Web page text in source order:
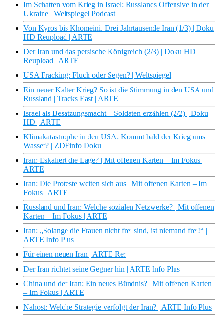
Im Schatten vom Krieg in Israel: Russlands Offensive in der
Ukraine | Weltspiegel Podcast
Von Kyros bis Khomeini. Drei Jahrtausende Iran (1/3) | Doku
HD Reupload | ARTE
Der Iran und das persische Königreich (2/3) | Doku HD
Reupload | ARTE
USA Fracking: Fluch oder Segen? | Weltspiegel
Ein neuer Kalter Krieg? So ist die Stimmung in den USA und
Russland | Tracks East | ARTE
Israel als Besatzungsmacht – Soldaten erzählen (2/2) | Doku
HD | ARTE
Klimakatastrophe in den USA: Kommt bald der Krieg ums
Wasser? | ZDFinfo Doku
Iran: Eskaliert die Lage? | Mit offenen Karten – Im Fokus |
ARTE
Iran: Die Proteste weiten sich aus | Mit offenen Karten – Im
Fokus | ARTE
Russland und Iran: Welche sozialen Netzwerke? | Mit offenen
Karten – Im Fokus | ARTE
Iran: „Solange die Frauen nicht frei sind, ist niemand frei!“ |
ARTE Info Plus
Für einen neuen Iran | ARTE Re:
Der Iran richtet seine Gegner hin | ARTE Info Plus
China und der Iran: Ein neues Bündnis? | Mit offenen Karten
– Im Fokus | ARTE
Nahost: Welche Strategie verfolgt der Iran? | ARTE Info Plus